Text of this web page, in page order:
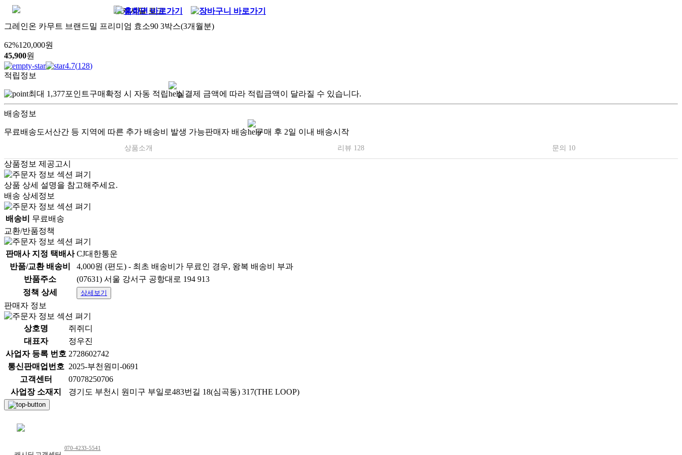
그레인온 카무트 브랜드밀 프리미엄 효소90 3박스(3개월분)
62%120,000원
45,900원
4.7(128)
적립정보
최대 1,377포인트구매확정 시 자동 적립 실결제 금액에 따라 적립금액이 달라질 수 있습니다.
배송정보
무료배송도서산간 등 지역에 따른 추가 배송비 발생 가능판매자 배송 구매 후 2일 이내 배송시작
상품소개 리뷰 128 문의 10
상품정보 제공고시
상품 상세 설명을 참고해주세요.
배송 상세정보
배송비
무료배송
교환/반품정책
판매사 지정 택배사 CJ대한통운
반품/교환 배송비
4,000원 (편도) - 최초 배송비가 무료인 경우, 왕복 배송비 부과
반품주소
(07631) 서울 강서구 공항대로 194 913
정책 상세
상세보기
판매자 정보
상호명
쥐쥐디
대표자
정우진
사업자 등록 번호 2728602742
통신판매업번호 2025-부천원미-0691
고객센터
07078250706
사업장 소재지
경기도 부천시 원미구 부일로483번길 18(심곡동) 317(THE LOOP)
070-4233-5541